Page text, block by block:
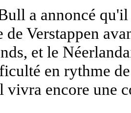
a annoncé
de Verstappen
et le
en rythme
vivra encore une